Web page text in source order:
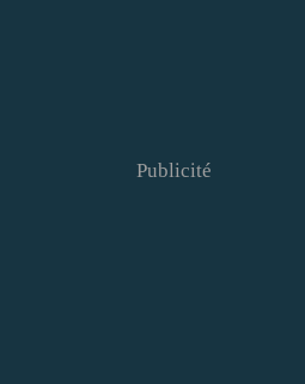
Publicité